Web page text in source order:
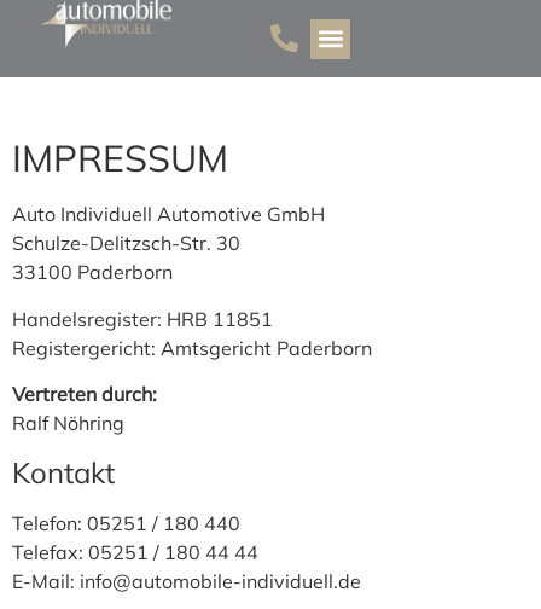
ri
IMPRESSUM
Auto Individuell Automotive GmbH
Schulze-Delitzsch-Str. 30
33100 Paderborn
Handelsregister: HRB 11851
Registergericht: Amtsgericht Paderborn
Vertreten durch:
Ralf Nöhring
Kontakt
Telefon: 05251 / 180 440
Telefax: 05251 / 180 44 44
E-Mail: info@automobile-individuell.de